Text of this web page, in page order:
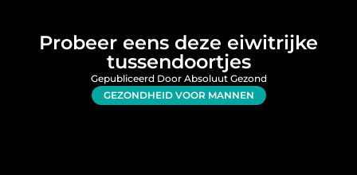
Probeer eens deze eiwitrijke
tussendoortjes
GEZONDHEID VOOR MANNEN
Gepubliceerd Door Absoluut Gezond